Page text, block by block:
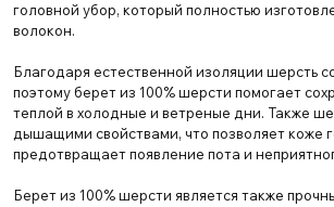
головной убор, который полностью
волокон.
Благодаря естественной изоляции шерсть
поэтому берет из 100% шерсти помогает
теплой в холодные и ветреные дни. Также
дышащими свойствами, что позволяет коже
предотвращает появление пота и
Берет из 100% шерсти является также